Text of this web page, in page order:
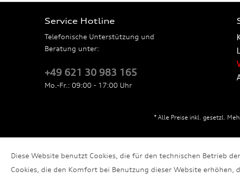
Service Hotline
Telefonische Unterstützung und
Beratung unter:
+49 621 30 983 165
Mo.-Fr.: 09:00 - 17:00 Uhr
* Alle Preise inkl. gesetzl.
Diese Website benutzt Cookies, die für den technischen Betrieb
Cookies, die den Komfort bei Benutzung dieser Website